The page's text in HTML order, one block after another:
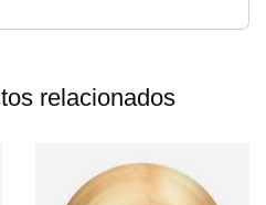
relacionados